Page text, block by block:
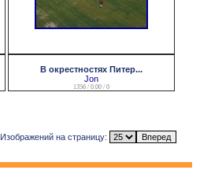
В окрестностях Питер...
Jon
1356 / 0.00 / 0
Изображений на страницу: